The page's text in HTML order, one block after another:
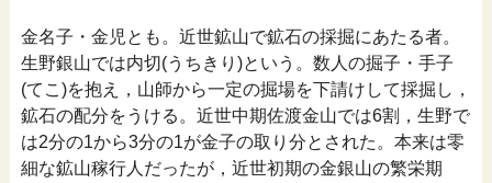
金名子・金児とも。近世鉱山で鉱石の採掘にあたる者。
生野銀山では内切(うちきり)という。数人の掘子・手子
(てこ)を抱え，山師から一定の掘場を下請けして採掘し，
鉱石の配分をうける。近世中期佐渡金山では6割，生野で
は2分の1から3分の1が金子の取り分とされた。本来は零
細な鉱山稼行人だったが，近世初期の金銀山の繁栄期